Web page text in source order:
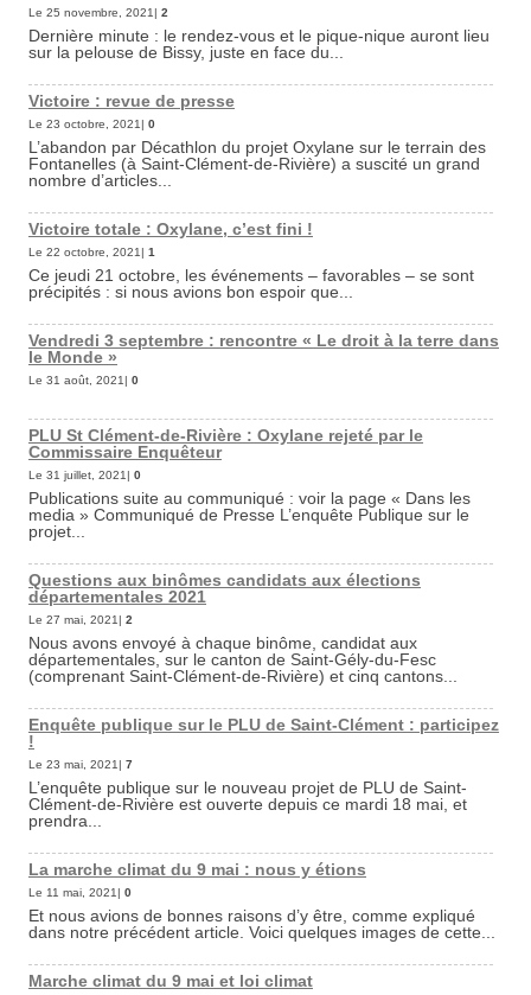
Le 25 novembre, 2021| 2
Dernière minute : le rendez-vous et le pique-nique auront lieu
sur la pelouse de Bissy, juste en face du...
Victoire : revue de presse
Le 23 octobre, 2021| 0
L’abandon par Décathlon du projet Oxylane sur le terrain des
Fontanelles (à Saint-Clément-de-Rivière) a suscité un grand
nombre d’articles...
Victoire totale : Oxylane, c’est fini !
Le 22 octobre, 2021| 1
Ce jeudi 21 octobre, les événements – favorables – se sont
précipités : si nous avions bon espoir que...
Vendredi 3 septembre : rencontre « Le droit à la terre dans
le Monde »
Le 31 août, 2021| 0
PLU St Clément-de-Rivière : Oxylane rejeté par le
Commissaire Enquêteur
Le 31 juillet, 2021| 0
Publications suite au communiqué : voir la page « Dans les
media » Communiqué de Presse L’enquête Publique sur le
projet...
Questions aux binômes candidats aux élections
départementales 2021
Le 27 mai, 2021| 2
Nous avons envoyé à chaque binôme, candidat aux
départementales, sur le canton de Saint-Gély-du-Fesc
(comprenant Saint-Clément-de-Rivière) et cinq cantons...
Enquête publique sur le PLU de Saint-Clément : participez
!
Le 23 mai, 2021| 7
L’enquête publique sur le nouveau projet de PLU de Saint-
Clément-de-Rivière est ouverte depuis ce mardi 18 mai, et
prendra...
La marche climat du 9 mai : nous y étions
Le 11 mai, 2021| 0
Et nous avions de bonnes raisons d’y être, comme expliqué
dans notre précédent article. Voici quelques images de cette...
Marche climat du 9 mai et loi climat